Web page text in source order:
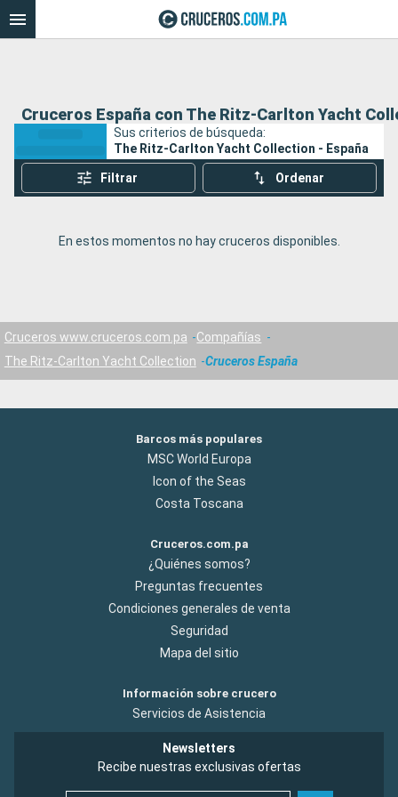
Cruceros España con The Ritz-Carlton Yacht
Sus criterios de búsqueda:
The Ritz-Carlton Yacht Collection - España
Filtrar Ordenar
En estos momentos no hay cruceros disponibles.
Cruceros www.cruceros.com.pa
Compañías
The Ritz-Carlton Yacht Collection
Cruceros España
Barcos más populares
MSC World Europa
Icon of the Seas
Costa Toscana
Cruceros.com.pa
¿Quiénes somos?
Preguntas frecuentes
Condiciones generales de venta
Seguridad
Mapa del sitio
Información sobre crucero
Servicios de Asistencia
Newsletters
Recibe nuestras exclusivas ofertas